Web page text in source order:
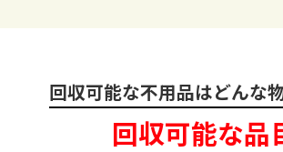
回収可能な不用品はどんな
回収可能な品